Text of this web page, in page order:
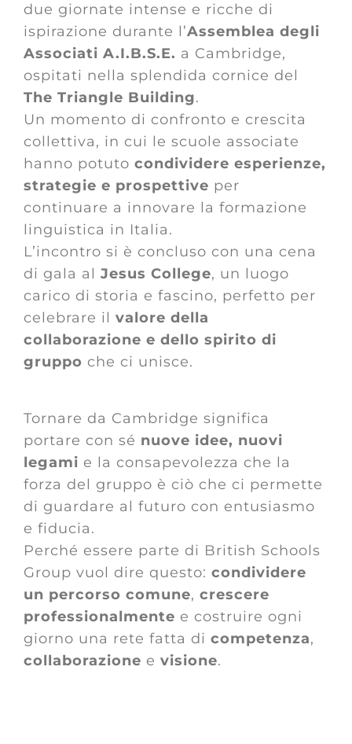
due giornate intense e ricche di
ispirazione durante l’Assemblea degli
Associati A.I.B.S.E. a Cambridge,
ospitati nella splendida cornice del
The Triangle Building.
Un momento di confronto e crescita
collettiva, in cui le scuole associate
hanno potuto condividere esperienze,
strategie e prospettive per
continuare a innovare la formazione
linguistica in Italia.
L’incontro si è concluso con una cena
di gala al Jesus College, un luogo
carico di storia e fascino, perfetto per
celebrare il valore della
collaborazione e dello spirito di
gruppo che ci unisce.
Tornare da Cambridge significa
portare con sé nuove idee, nuovi
legami e la consapevolezza che la
forza del gruppo è ciò che ci permette
di guardare al futuro con entusiasmo
e fiducia.
Perché essere parte di British Schools
Group vuol dire questo: condividere
un percorso comune, crescere
professionalmente e costruire ogni
giorno una rete fatta di competenza,
collaborazione e visione.